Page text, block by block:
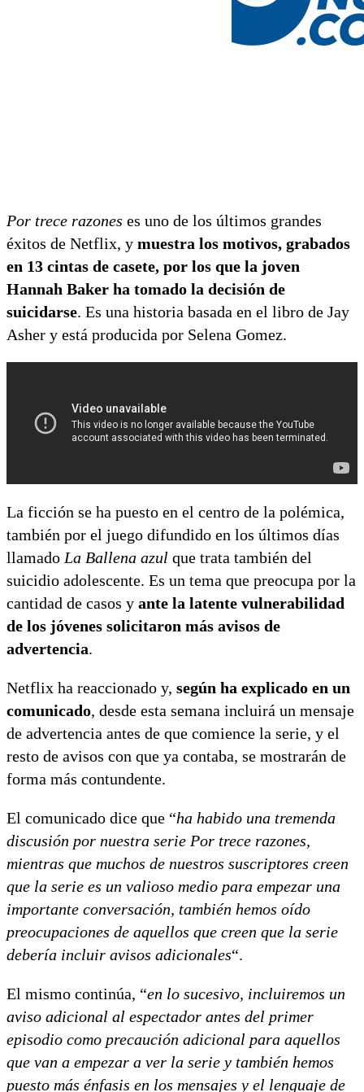
Por trece razones es uno de los últimos grandes
éxitos de Netflix, y muestra los motivos, grabados
en 13 cintas de casete, por los que la joven
Hannah Baker ha tomado la decisión de
suicidarse. Es una historia basada en el libro de Jay
Asher y está producida por Selena Gomez.
La ficción se ha puesto en el centro de la polémica,
también por el juego difundido en los últimos días
llamado La Ballena azul que trata también del
suicidio adolescente. Es un tema que preocupa por la
cantidad de casos y ante la latente vulnerabilidad
de los jóvenes solicitaron más avisos de
advertencia.
Netflix ha reaccionado y, según ha explicado en un
comunicado, desde esta semana incluirá un mensaje
de advertencia antes de que comience la serie, y el
resto de avisos con que ya contaba, se mostrarán de
forma más contundente.
El comunicado dice que “ha habido una tremenda
discusión por nuestra serie Por trece razones,
mientras que muchos de nuestros suscriptores creen
que la serie es un valioso medio para empezar una
importante conversación, también hemos oído
preocupaciones de aquellos que creen que la serie
debería incluir avisos adicionales“.
El mismo continúa, “en lo sucesivo, incluiremos un
aviso adicional al espectador antes del primer
episodio como precaución adicional para aquellos
que van a empezar a ver la serie y también hemos
puesto más énfasis en los mensajes y el lenguaje de